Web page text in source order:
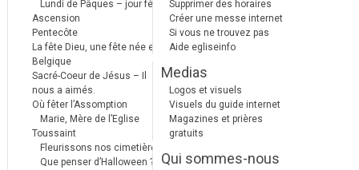
Lundi de Pâques – jour férié
Ascension
Pentecôte
La fête Dieu, une fête née en
Belgique
Sacré-Coeur de Jésus – Il
nous a aimés.
Où fêter l’Assomption
Marie, Mère de l’Eglise
Toussaint
Fleurissons nos cimetières
Que penser d’Halloween ?
Supprimer des horaires
Créer une messe internet
Si vous ne trouvez pas
Aide egliseinfo
Medias
Logos et visuels
Visuels du guide internet
Magazines et prières
gratuits
Qui sommes-nous